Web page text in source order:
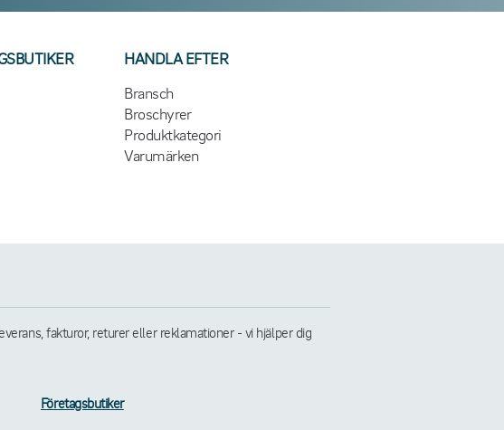
HANDLA EFTER
Bransch
Broschyrer
Produktkategori
Varumärken
fakturor, returer eller reklamationer - vi hjälper dig
Företagsbutiker